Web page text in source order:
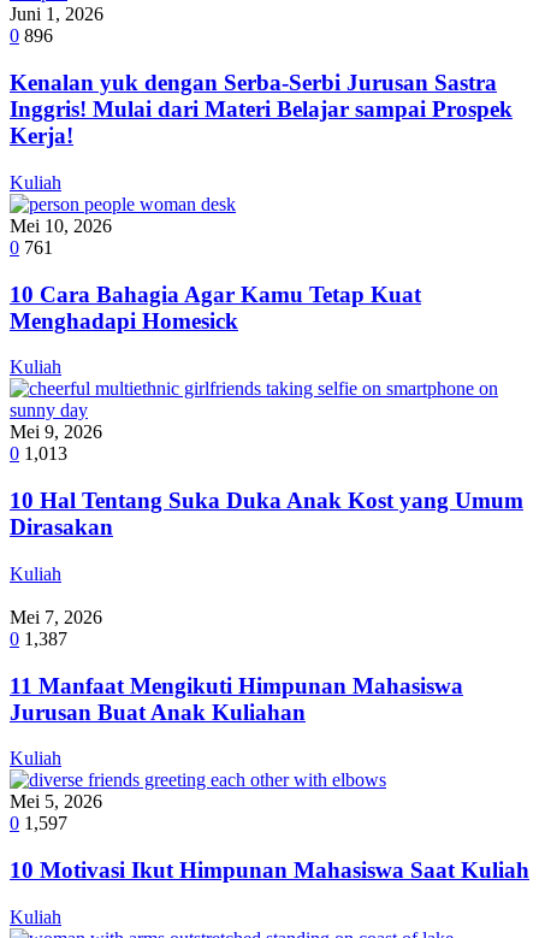
Juni 1, 2026
0 896
Kenalan yuk dengan Serba-Serbi Jurusan Sastra
Inggris! Mulai dari Materi Belajar sampai Prospek
Kerja!
Kuliah
Mei 10, 2026
0 761
10 Cara Bahagia Agar Kamu Tetap Kuat
Menghadapi Homesick
Kuliah
Mei 9, 2026
0 1,013
10 Hal Tentang Suka Duka Anak Kost yang Umum
Dirasakan
Kuliah
Mei 7, 2026
0 1,387
11 Manfaat Mengikuti Himpunan Mahasiswa
Jurusan Buat Anak Kuliahan
Kuliah
Mei 5, 2026
0 1,597
10 Motivasi Ikut Himpunan Mahasiswa Saat Kuliah
Kuliah